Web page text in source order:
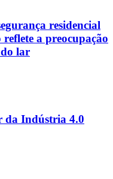
residencial
a preocupação
lar
da Indústria 4.0